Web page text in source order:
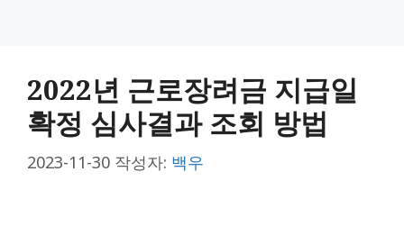
2022년 근로장려금 지급일
확정 심사결과 조회 방법
2023-11-30 작성자: 백우